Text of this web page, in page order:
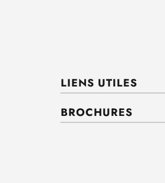
LIENS UTILES
BROCHURES